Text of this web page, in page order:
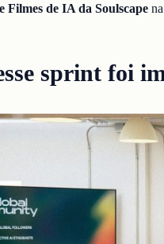
de IA da Soulscape
sprint foi